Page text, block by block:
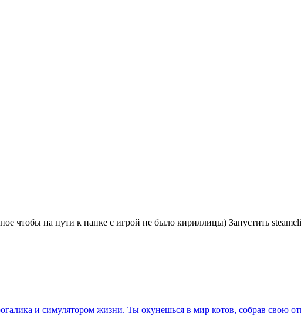
чтобы на пути к папке с игрой не было кириллицы) Запустить
и симулятором жизни. Ты окунешься в мир котов, собрав свою